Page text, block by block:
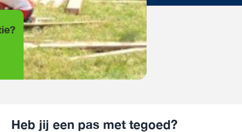
Heb jij een pas met tegoed?